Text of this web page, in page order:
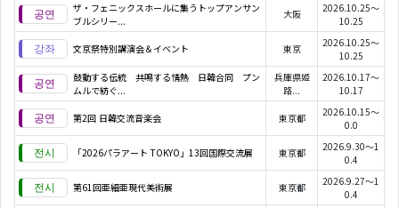
ザ・フェニックスホールに集うトップアンサン
ブルシリー...
大阪
2026.10.25～
10.25
文京祭特別講演会＆イベント 東京
2026.10.25～
10.25
鼓動する伝統 共鳴する情熱 日韓合同 プン
ムルで紡ぐ...
兵庫県姫
路...
2026.10.17～
10.17
第2回 日韓交流音楽会 東京都
2026.10.15～
0.0
「2026パラアート TOKYO」13回国際交流展 東京都
2026.9.30～1
0.4
第61回亜細亜現代美術展 東京都
2026.9.27～1
0.4